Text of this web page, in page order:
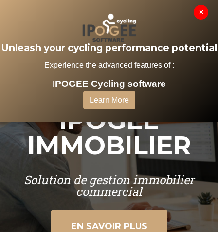
×
Unleash your cycling performance potential
Experience the advanced features of :
IPOGEE Cycling software
Learn More
MENU
LOGICIEL
IPOGEE
IMMOBILIER
Solution de gestion immobilier
commercial
EN SAVOIR PLUS